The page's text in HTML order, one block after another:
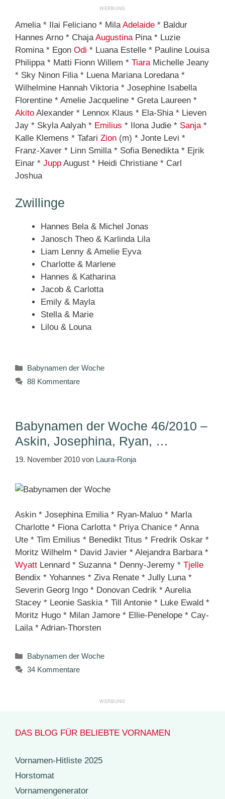
Amelia * Ilai Feliciano * MilaAdelaide * Baldur
Hannes Arno * ChajaAugustinaPina * Luzie
Romina * Egon Odi * Luana Estelle * Pauline Louisa
Philippa * Matti Fionn Willem * TiaraMichelle Jeany
* Sky Ninon Filia * Luena Mariana Loredana *
Wilhelmine Hannah Viktoria * Josephine Isabella
Florentine * Amelie Jacqueline * Greta Laureen *
Akito Alexander * Lennox Klaus * Ela-Shia * Lieven
Jay * Skyla Aalyah * Emilius * Ilona Judie * Sanja*
Kalle Klemens * Tafari Zion (m) * Jonte Levi *
Franz-Xaver * Linn Smilla * Sofia Benedikta * Ejrik
Einar * Jupp August * Heidi Christiane * Carl
Joshua
Zwillinge
Hannes Bela & Michel Jonas
Janosch Theo & Karlinda Lila
Liam Lenny & Amelie Eyva
Charlotte & Marlene
Hannes & Katharina
Jacob & Carlotta
Emily & Mayla
Stella & Marie
Lilou & Louna
Kategorien
Babynamen der Woche
88 Kommentare
Babynamen der Woche 46/2010 –
Askin, Josephina, Ryan, …
19. November 2010 von Laura-Ronja
Askin * Josephina Emilia * Ryan-Maluo * Marla
Charlotte * Fiona Carlotta * Priya Chanice * Anna
Ute * Tim Emilius * Benedikt Titus * Fredrik Oskar *
Moritz Wilhelm * David Javier * Alejandra Barbara *
Wyatt Lennard * Suzanna * Denny-Jeremy * Tjelle
Bendix * Yohannes * Ziva Renate * Jully Luna *
Severin Georg Ingo * Donovan Cedrik * Aurelia
Stacey * Leonie Saskia * Till Antonie * Luke Ewald *
Moritz Hugo * Milan Jamore * Ellie-Penelope * Cay-
Laila * Adrian-Thorsten
Kategorien
Babynamen der Woche
34 Kommentare
DAS BLOG FÜR BELIEBTE VORNAMEN
Vornamen-Hitliste 2025
Horstomat
Vornamengenerator